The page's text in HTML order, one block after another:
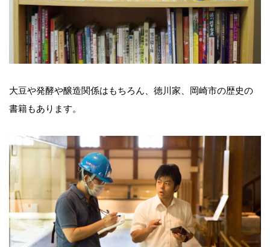
大豆や発酵や醸造関係はもちろん、徳川家、岡崎市の歴史の
書籍もあります。